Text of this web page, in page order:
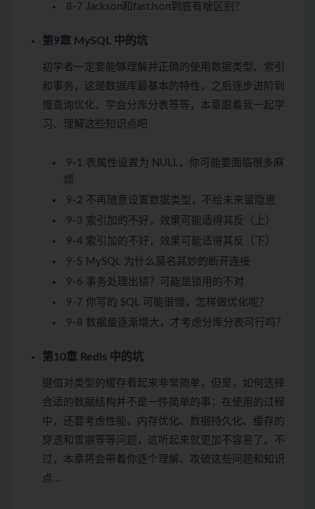
8-7 Jackson和fastJson到底有啥区别？
第9章 MySQL 中的坑
初学者一定要能够理解并正确的使用数据类型、索引
和事务，这是数据库最基本的特性，之后逐步进阶到
慢查询优化、学会分库分表等等，本章跟着我一起学
习、理解这些知识点吧
9-1 表属性设置为 NULL，你可能要面临很多麻
烦
9-2 不再随意设置数据类型，不给未来留隐患
9-3 索引加的不好，效果可能适得其反（上）
9-4 索引加的不好，效果可能适得其反（下）
9-5 MySQL 为什么莫名其妙的断开连接
9-6 事务处理出错？可能是锁用的不对
9-7 你写的 SQL 可能很慢，怎样做优化呢？
9-8 数据量逐渐增大，才考虑分库分表可行吗？
第10章 Redis 中的坑
键值对类型的缓存看起来非常简单，但是，如何选择
合适的数据结构并不是一件简单的事；在使用的过程
中，还要考虑性能、内存优化、数据持久化、缓存的
穿透和雪崩等等问题，这听起来就更加不容易了。不
过，本章将会带着你逐个理解、攻破这些问题和知识
点…